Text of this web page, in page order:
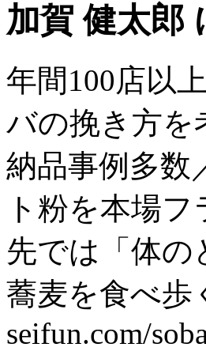
加賀 健太郎
年間100店以
バの挽き方を
納品事例多数
ト粉を本場
先では「体
蕎麦を食べ歩
seifun.com/